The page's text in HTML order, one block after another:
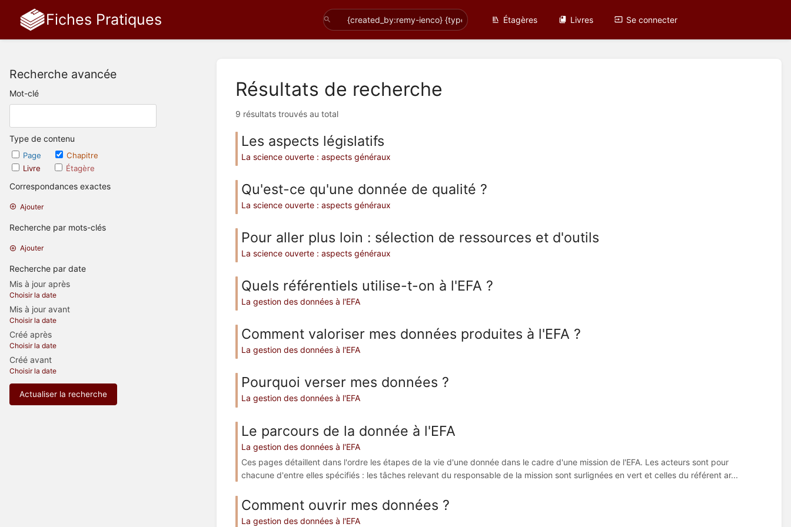
Fiches Pratiques Étagères Livres Se connecter
Recherche avancée
Mot-clé
Type de contenu
Page
Chapitre
Livre
Étagère
Correspondances exactes
Ajouter
Recherche par mots-clés
Ajouter
Recherche par date
Mis à jour après
Choisir la date
Mis à jour avant
Choisir la date
Créé après
Choisir la date
Créé avant
Choisir la date
Actualiser la recherche
Résultats de recherche
9 résultats trouvés au total
Les aspects législatifs
La science ouverte : aspects généraux
Qu'est-ce qu'une donnée de qualité ?
La science ouverte : aspects généraux
Pour aller plus loin : sélection de ressources et d'outils
La science ouverte : aspects généraux
Quels référentiels utilise-t-on à l'EFA ?
La gestion des données à l'EFA
Comment valoriser mes données produites à l'EFA ?
La gestion des données à l'EFA
Pourquoi verser mes données ?
La gestion des données à l'EFA
Le parcours de la donnée à l'EFA
La gestion des données à l'EFA
Ces pages détaillent dans l'ordre les étapes de la vie d'une donnée dans le cadre d'une mission de l'EFA. Les acteurs sont pour
chacune d'entre elles spécifiés : les tâches relevant du responsable de la mission sont surlignées en vert et celles du référent ar...
Comment ouvrir mes données ?
La gestion des données à l'EFA